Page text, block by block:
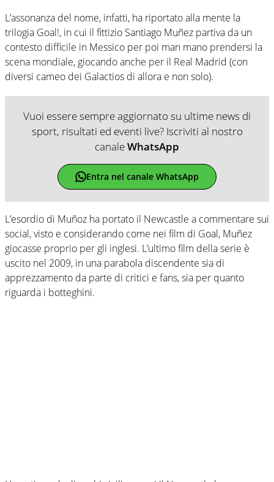
L’assonanza del nome, infatti, ha riportato alla mente la
trilogia Goal!, in cui il fittizio Santiago Muñez partiva da un
contesto difficile in Messico per poi man mano prendersi la
scena mondiale, giocando anche per il Real Madrid (con
diversi cameo dei Galactios di allora e non solo).
Vuoi essere sempre aggiornato su ultime news di
sport, risultati ed eventi live? Iscriviti al nostro
canaleWhatsApp
Entra nel canale WhatsApp
L’esordio di Muñoz ha portato il Newcastle a commentare sui
social, visto e considerando come nei film di Goal, Muñez
giocasse proprio per gli inglesi. L’ultimo film della serie è
uscito nel 2009, in una parabola discendente sia di
apprezzamento da parte di critici e fans, sia per quanto
riguarda i botteghini.